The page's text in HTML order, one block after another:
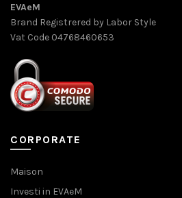
EVAeM
Brand Registrered by Labor Style
Vat Code 04768460653
CORPORATE
Maison
Investi in EVAeM